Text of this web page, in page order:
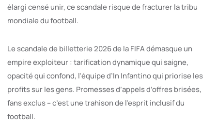
élargi censé unir, ce scandale risque de fracturer la tribu
mondiale du football.
Le scandale de billetterie 2026 de la FIFA démasque un
empire exploiteur : tarification dynamique qui saigne,
opacité qui confond, l’équipe d’In Infantino qui priorise les
profits sur les gens. Promesses d’appels d’offres brisées,
fans exclus – c’est une trahison de l’esprit inclusif du
football.